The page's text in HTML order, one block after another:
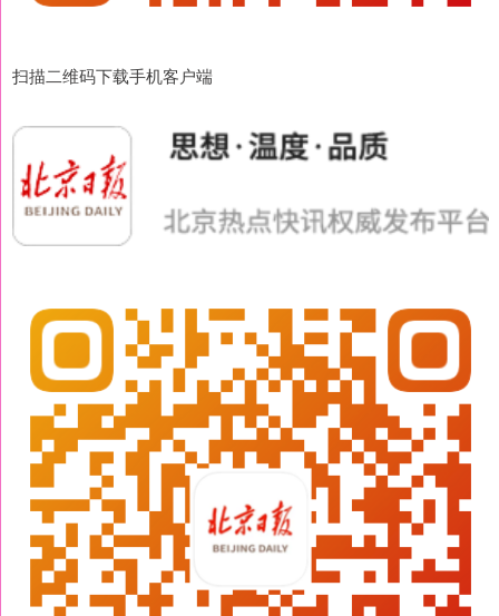
扫描二维码下载手机客户端